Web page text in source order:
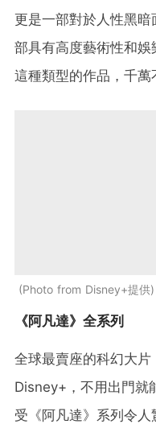
更是一部對於人性黑
部具有高度藝術性和
這種類型的作品，千萬
Photo from Disney+提供
《阿凡達》全系列
全球最賣座的科幻大
Disney+，不用出門就
受《阿凡達》系列令